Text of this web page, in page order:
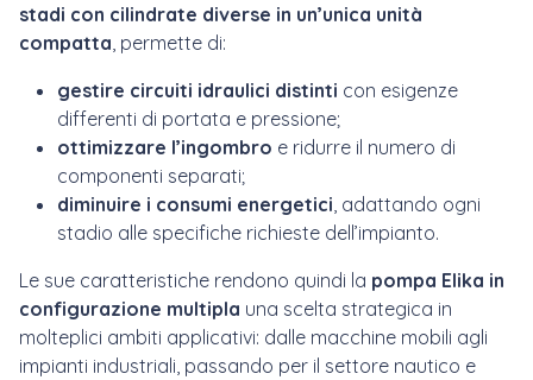
stadi con cilindrate diverse in un’unica unità
compatta, permette di:
gestire circuiti idraulici distinti con esigenze
differenti di portata e pressione;
ottimizzare l’ingombro e ridurre il numero di
componenti separati;
diminuire i consumi energetici, adattando ogni
stadio alle specifiche richieste dell’impianto.
Le sue caratteristiche rendono quindi la pompa Elika in
configurazione multipla una scelta strategica in
molteplici ambiti applicativi: dalle macchine mobili agli
impianti industriali, passando per il settore nautico e